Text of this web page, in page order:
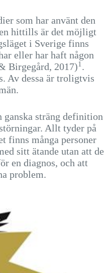
som har använt den
hittills är det möjligt
i Sverige finns
eller har haft någon
Birgegård, 2017)1 .
Av dessa är troligtvis
ganska sträng definition
Allt tyder på
finns många personer
sitt ätande utan att de
en diagnos, och att
problem.